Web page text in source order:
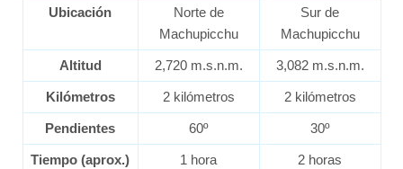
Ubicación
Norte de
Machupicchu
Sur de
Machupicchu
Altitud 2,720 m.s.n.m. 3,082 m.s.n.m.
Kilómetros 2 kilómetros 2 kilómetros
Pendientes 60º 30º
Tiempo (aprox.) 1 hora 2 horas